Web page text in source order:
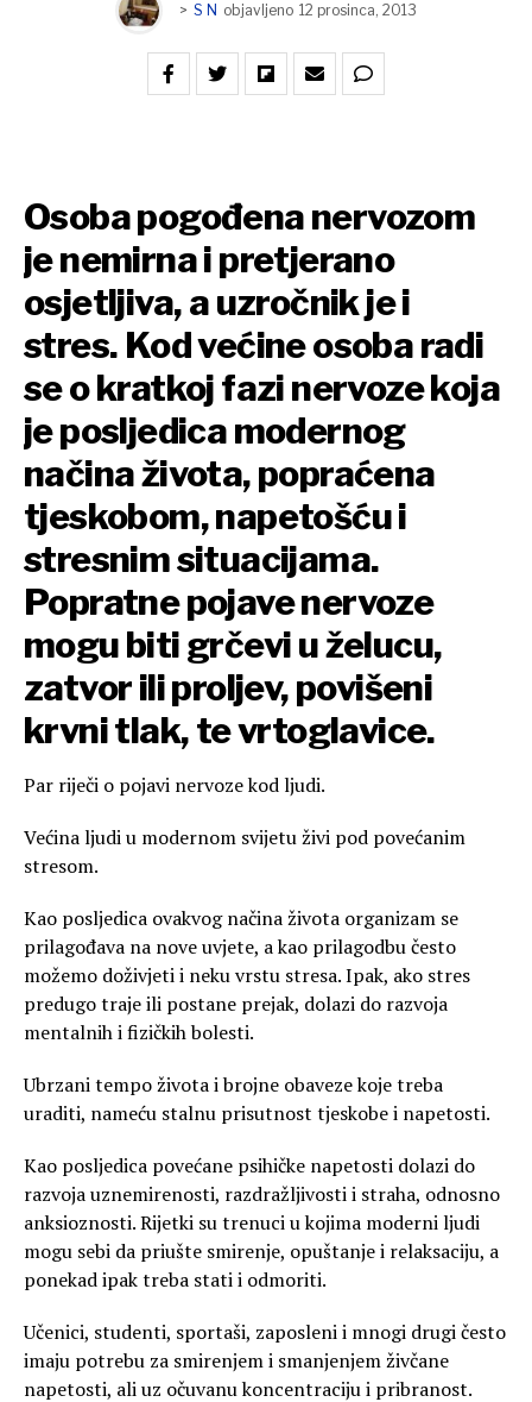
> S N objavljeno 12 prosinca, 2013
Osoba pogođena nervozom
je nemirna i pretjerano
osjetljiva, a uzročnik je i
stres. Kod većine osoba radi
se o kratkoj fazi nervoze koja
je posljedica modernog
načina života, popraćena
tjeskobom, napetošću i
stresnim situacijama.
Popratne pojave nervoze
mogu biti grčevi u želucu,
zatvor ili proljev, povišeni
krvni tlak, te vrtoglavice.
Par riječi o pojavi nervoze kod ljudi.
Većina ljudi u modernom svijetu živi pod povećanim
stresom.
Kao posljedica ovakvog načina života organizam se
prilagođava na nove uvjete, a kao prilagodbu često
možemo doživjeti i neku vrstu stresa. Ipak, ako stres
predugo traje ili postane prejak, dolazi do razvoja
mentalnih i fizičkih bolesti.
Ubrzani tempo života i brojne obaveze koje treba
uraditi, nameću stalnu prisutnost tjeskobe i napetosti.
Kao posljedica povećane psihičke napetosti dolazi do
razvoja uznemirenosti, razdražljivosti i straha, odnosno
anksioznosti. Rijetki su trenuci u kojima moderni ljudi
mogu sebi da priušte smirenje, opuštanje i relaksaciju, a
ponekad ipak treba stati i odmoriti.
Učenici, studenti, sportaši, zaposleni i mnogi drugi često
imaju potrebu za smirenjem i smanjenjem živčane
napetosti, ali uz očuvanu koncentraciju i pribranost.